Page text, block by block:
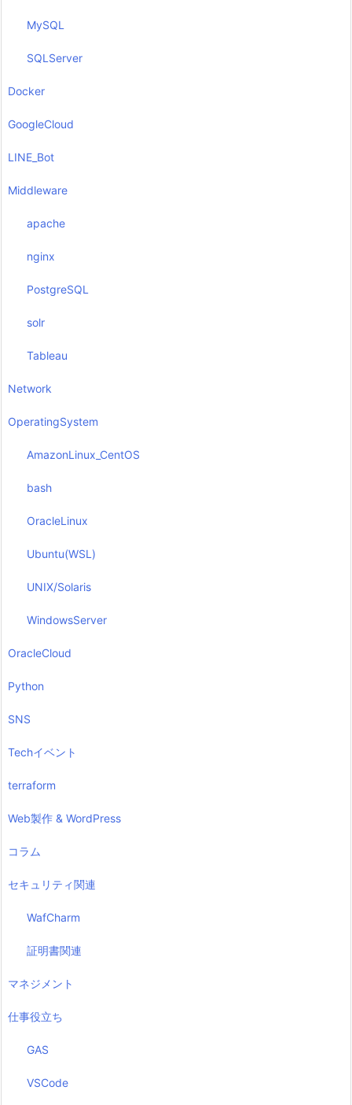
MySQL
SQLServer
Docker
GoogleCloud
LINE_Bot
Middleware
apache
nginx
PostgreSQL
solr
Tableau
Network
OperatingSystem
AmazonLinux_CentOS
bash
OracleLinux
Ubuntu(WSL)
UNIX/Solaris
WindowsServer
OracleCloud
Python
SNS
Techイベント
terraform
Web製作 & WordPress
コラム
セキュリティ関連
WafCharm
証明書関連
マネジメント
仕事役立ち
GAS
VSCode